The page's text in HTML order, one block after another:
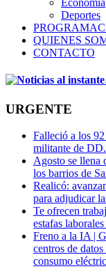
Economia
Deportes
QUIENES
CONTACTO
URGENTE
Falleció a los
militante de
Agosto se llena
los barrios de
Realicó:
para adjudicar
Te ofrecen
estafas
Freno a la IA |
centros de
consumo